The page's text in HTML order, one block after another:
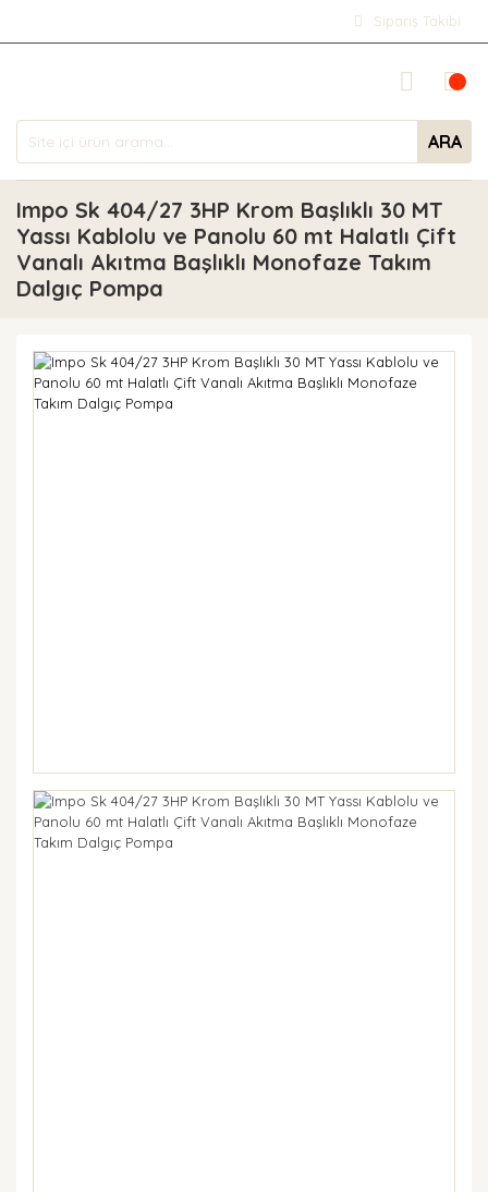
Sipariş Takibi
ARA
Impo Sk 404/27 3HP Krom Başlıklı 30 MT
Yassı Kablolu ve Panolu 60 mt Halatlı Çift
Vanalı Akıtma Başlıklı Monofaze Takım
Dalgıç Pompa